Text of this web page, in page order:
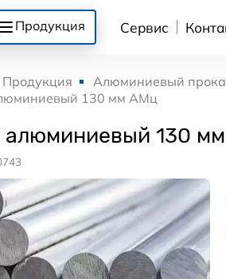
Продукция Сервис
Продукция Алюминиевый
130 мм АМц
алюминиевый 130